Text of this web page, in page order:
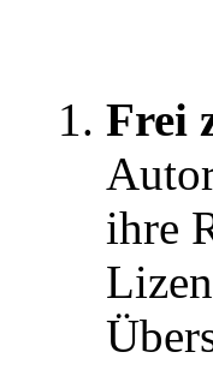
Frei
ihre